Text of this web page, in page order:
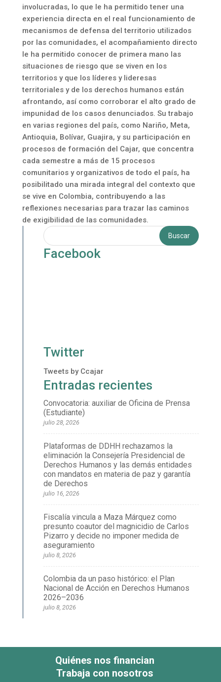
involucradas, lo que le ha permitido tener una
experiencia directa en el real funcionamiento de
mecanismos de defensa del territorio utilizados
por las comunidades, el acompañamiento directo
le ha permitido conocer de primera mano las
situaciones de riesgo que se viven en los
territorios y que los líderes y lideresas
territoriales y de los derechos humanos están
afrontando, así como corroborar el alto grado de
impunidad de los casos denunciados. Su trabajo
en varias regiones del país, como Nariño, Meta,
Antioquia, Bolívar, Guajira, y su participación en
procesos de formación del Cajar, que concentra
cada semestre a más de 15 procesos
comunitarios y organizativos de todo el país, ha
posibilitado una mirada integral del contexto que
se vive en Colombia, contribuyendo a las
reflexiones necesarias para trazar las caminos
de exigibilidad de las comunidades.
Facebook
Twitter
Tweets by Ccajar
Entradas recientes
Convocatoria: auxiliar de Oficina de Prensa
(Estudiante)
julio 28, 2026
Plataformas de DDHH rechazamos la
eliminación la Consejería Presidencial de
Derechos Humanos y las demás entidades
con mandatos en materia de paz y garantía
de Derechos
julio 16, 2026
Fiscalía vincula a Maza Márquez como
presunto coautor del magnicidio de Carlos
Pizarro y decide no imponer medida de
aseguramiento
julio 8, 2026
Colombia da un paso histórico: el Plan
Nacional de Acción en Derechos Humanos
2026–2036
julio 8, 2026
Quiénes nos financian
Trabaja con nosotros